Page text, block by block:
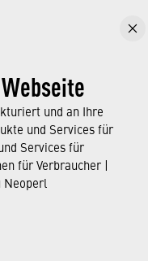
und an Ihre
und Services für
Services für
für Verbraucher |
Neoperl